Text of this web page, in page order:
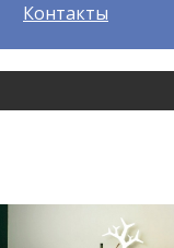
Контакты